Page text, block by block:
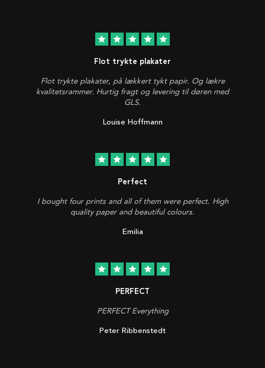
star star star star star
Flot trykte plakater
Flot trykte plakater, på lækkert tykt papir. Og lækre
kvalitetsrammer. Hurtig fragt og levering til døren med
GLS.
Louise Hoffmann
star star star star star
Perfect
I bought four prints and all of them were perfect. High
quality paper and beautiful colours.
Emilia
star star star star star
PERFECT
PERFECT Everything
Peter Ribbenstedt